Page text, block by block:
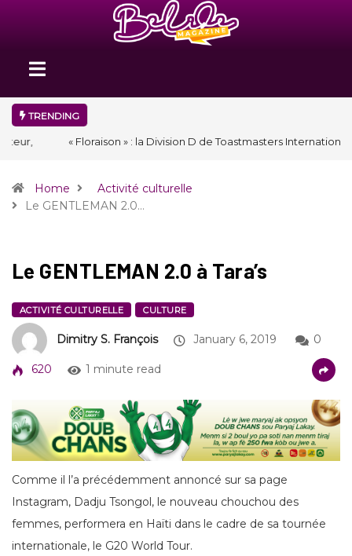
TRENDING
« Floraison » : la Division D de Toastmasters International en Haïti
Home
Activité culturelle
Le GENTLEMAN 2.0…
Le GENTLEMAN 2.0 à Tara’s
ACTIVITÉ CULTURELLE CULTURE
Dimitry S. François January 6, 2019 0
620 1 minute read
Comme il l’a précédemment annoncé sur sa page
Instagram, Dadju Tsongol, le nouveau chouchou des
femmes, performera en Haïti dans le cadre de sa tournée
internationale, le G20 World Tour.